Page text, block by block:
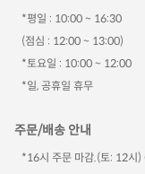
*평일 : 10:00 ~ 16:30
(점심 : 12:00 ~ 13:00)
*토요일 : 10:00 ~ 12:00
*일, 공휴일 휴무
주문/배송 안내
*16시 주문 마감.(토: 12시)